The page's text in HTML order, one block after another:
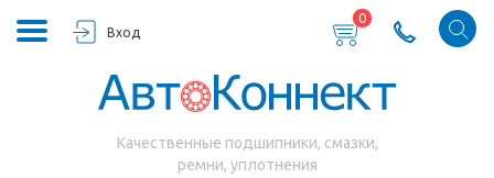
Вход
0
Качественные подшипники, смазки,
ремни, уплотнения